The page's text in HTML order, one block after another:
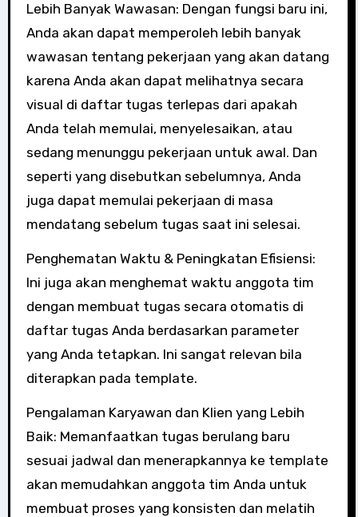
Lebih Banyak Wawasan: Dengan fungsi baru ini,
Anda akan dapat memperoleh lebih banyak
wawasan tentang pekerjaan yang akan datang
karena Anda akan dapat melihatnya secara
visual di daftar tugas terlepas dari apakah
Anda telah memulai, menyelesaikan, atau
sedang menunggu pekerjaan untuk awal. Dan
seperti yang disebutkan sebelumnya, Anda
juga dapat memulai pekerjaan di masa
mendatang sebelum tugas saat ini selesai.
Penghematan Waktu & Peningkatan Efisiensi:
Ini juga akan menghemat waktu anggota tim
dengan membuat tugas secara otomatis di
daftar tugas Anda berdasarkan parameter
yang Anda tetapkan. Ini sangat relevan bila
diterapkan pada template.
Pengalaman Karyawan dan Klien yang Lebih
Baik: Memanfaatkan tugas berulang baru
sesuai jadwal dan menerapkannya ke template
akan memudahkan anggota tim Anda untuk
membuat proses yang konsisten dan melatih